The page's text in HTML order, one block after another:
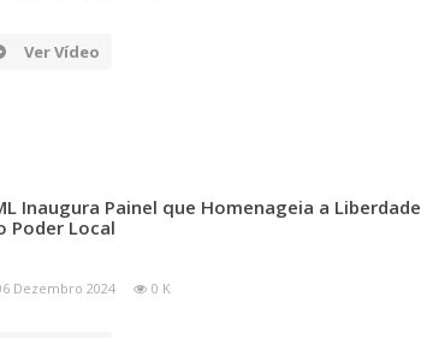
Ver Vídeo
Inaugura Painel que Homenageia a Liberdade
Poder Local
Dezembro 2024 0 K